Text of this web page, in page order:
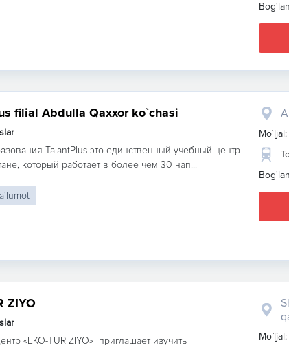
filial Abdulla Qaxxor ko`chasi
TalantPlus-это единственный учебный центр
который работает в более чем 30 нап...
ZIYO
«EKO-TUR ZIYO» приглашает изучить